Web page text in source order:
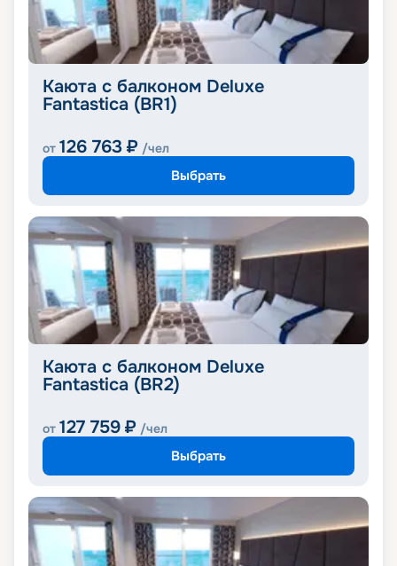
Каюта с балконом Deluxe
Fantastica (BR1)
от 126 763 ₽ /чел
Выбрать
Каюта с балконом Deluxe
Fantastica (BR2)
от 127 759 ₽ /чел
Выбрать